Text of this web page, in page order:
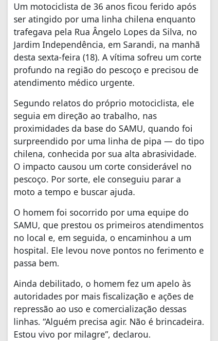
Um motociclista de 36 anos ficou ferido após
ser atingido por uma linha chilena enquanto
trafegava pela Rua Ângelo Lopes da Silva, no
Jardim Independência, em Sarandi, na manhã
desta sexta-feira (18). A vítima sofreu um corte
profundo na região do pescoço e precisou de
atendimento médico urgente.
Segundo relatos do próprio motociclista, ele
seguia em direção ao trabalho, nas
proximidades da base do SAMU, quando foi
surpreendido por uma linha de pipa — do tipo
chilena, conhecida por sua alta abrasividade.
O impacto causou um corte considerável no
pescoço. Por sorte, ele conseguiu parar a
moto a tempo e buscar ajuda.
O homem foi socorrido por uma equipe do
SAMU, que prestou os primeiros atendimentos
no local e, em seguida, o encaminhou a um
hospital. Ele levou nove pontos no ferimento e
passa bem.
Ainda debilitado, o homem fez um apelo às
autoridades por mais fiscalização e ações de
repressão ao uso e comercialização dessas
linhas. “Alguém precisa agir. Não é brincadeira.
Estou vivo por milagre”, declarou.